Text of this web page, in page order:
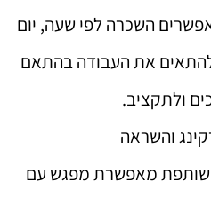
השכרה לפי שעה, יום
את העבודה בהתאם
ולתקציב.
והשראה
מאפשרת מפגש עם